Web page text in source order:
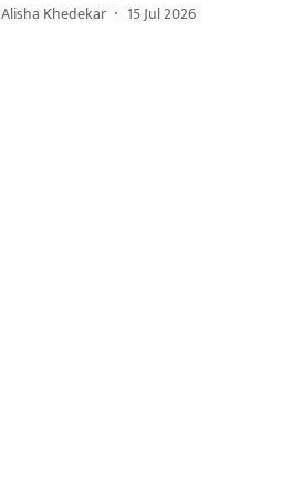
Alisha Khedekar 15 Jul 2026